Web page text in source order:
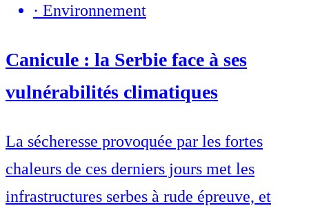
· Environnement
Canicule : la Serbie face à ses
vulnérabilités climatiques
La sécheresse provoquée par les fortes
chaleurs de ces derniers jours met les
infrastructures serbes à rude épreuve, et